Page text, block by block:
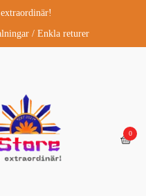
/ Enkla returer
0